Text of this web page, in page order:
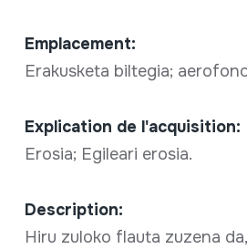
Emplacement:
Erakusketa biltegia;
Explication de l'acquisition:
Erosia; Egileari erosia.
Description:
Hiru zuloko flauta zuzena